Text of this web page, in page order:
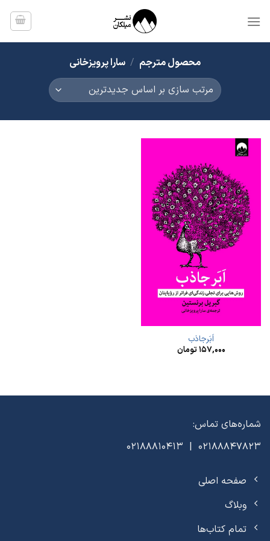
محصول مترجم / سارا پرویزخانی
اَبَرجاذب
۱۵۷,۰۰۰تومان
شماره‌های تماس:
02188847823 | 02188810413
صفحه اصلی
وبلاگ
تمام کتاب‌ها